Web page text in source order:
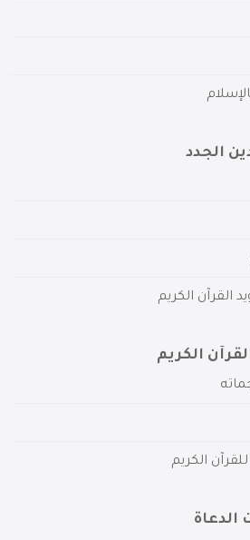
الجدد
القرآن الكريم
الكريم
الكريم
الدعاة